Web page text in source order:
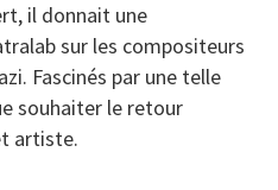
il donnait une
sur les compositeurs
Fascinés par une telle
souhaiter le retour
artiste.